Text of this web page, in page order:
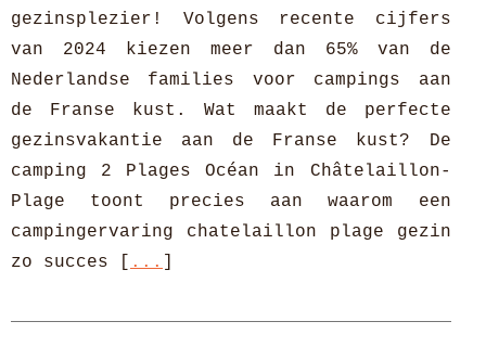
gezinsplezier! Volgens recente cijfers
van 2024 kiezen meer dan 65% van de
Nederlandse families voor campings aan
de Franse kust. Wat maakt de perfecte
gezinsvakantie aan de Franse kust? De
camping 2 Plages Océan in Châtelaillon-
Plage toont precies aan waarom een
campingervaring chatelaillon plage gezin
zo succes [
...